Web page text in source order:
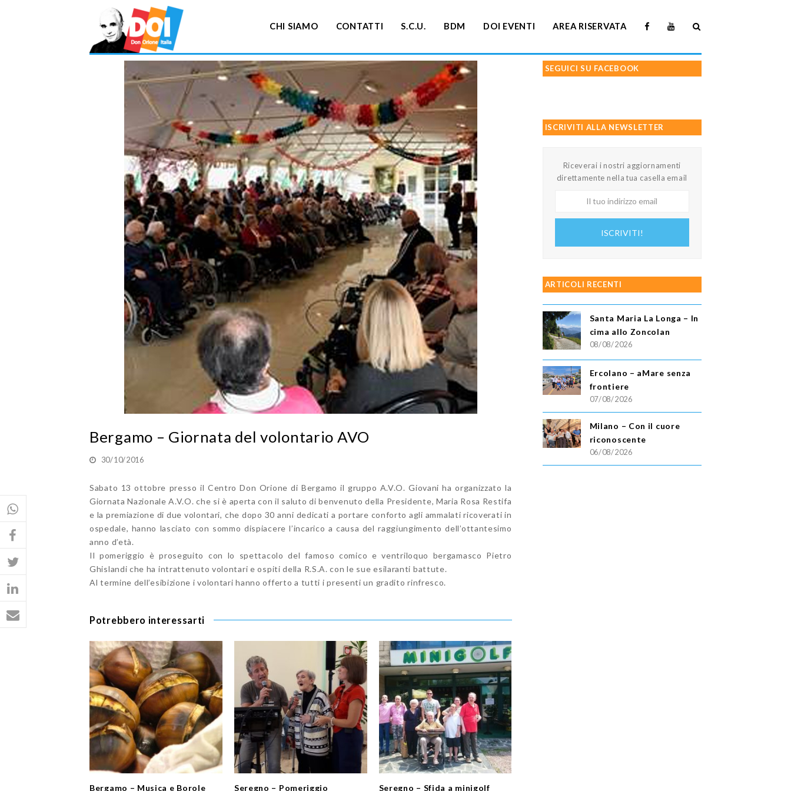
CHI SIAMO CONTATTI S.C.U. BDM DOI EVENTI AREA RISERVATA
Bergamo – Giornata del volontario AVO
30/10/2016
Sabato 13 ottobre presso il Centro Don Orione di Bergamo il gruppo A.V.O. Giovani ha organizzato la
Giornata Nazionale A.V.O. che si è aperta con il saluto di benvenuto della Presidente, Maria Rosa Restifa
e la premiazione di due volontari, che dopo 30 anni dedicati a portare conforto agli ammalati ricoverati in
ospedale, hanno lasciato con sommo dispiacere l’incarico a causa del raggiungimento dell’ottantesimo
anno d’età.
Il pomeriggio è proseguito con lo spettacolo del famoso comico e ventriloquo bergamasco Pietro
Ghislandi che ha intrattenuto volontari e ospiti della R.S.A. con le sue esilaranti battute.
Al termine dell’esibizione i volontari hanno offerto a tutti i presenti un gradito rinfresco.
Potrebbero interessarti
Bergamo – Musica e Borole
Seregno – Pomeriggio
Seregno – Sfida a minigolf
SEGUICI SU FACEBOOK
ISCRIVITI ALLA NEWSLETTER
Riceverai i nostri aggiornamenti
direttamente nella tua casella email
ISCRIVITI!
ARTICOLI RECENTI
Santa Maria La Longa – In
cima allo Zoncolan
08/08/2026
Ercolano – aMare senza
frontiere
07/08/2026
Milano – Con il cuore
riconoscente
06/08/2026